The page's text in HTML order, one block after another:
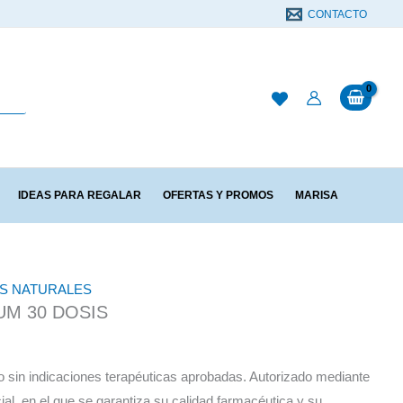
CONTACTO
IDEAS PARA REGALAR OFERTAS Y PROMOS MARISA
NATURALES
30 DOSIS
sin indicaciones terapéuticas aprobadas. Autorizado mediante